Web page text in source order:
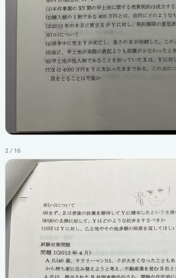
2/ 16